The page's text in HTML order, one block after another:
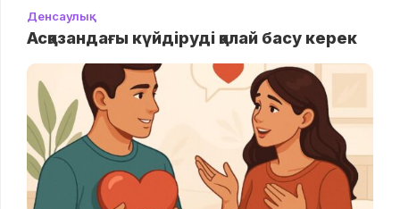
Денсаулық
Асқазандағы күйдіруді қалай басу керек